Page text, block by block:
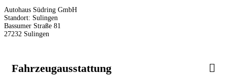
Autohaus Südring GmbH
Standort: Sulingen
Bassumer Straße 81
27232 Sulingen
Fahrzeugausstattung